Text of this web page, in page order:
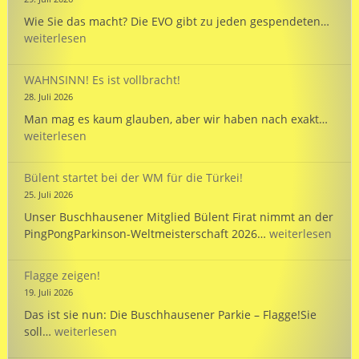
Passport
Wie Sie das macht? Die EVO gibt zu jeden gespendeten…
weiterlesen
WAHNSINN! Es ist vollbracht!
28. Juli 2026
Man mag es kaum glauben, aber wir haben nach exakt…
weiterlesen
Bülent startet bei der WM für die Türkei!
25. Juli 2026
Unser Buschhausener Mitglied Bülent Firat nimmt an der
PingPongParkinson-Weltmeisterschaft 2026… Bülent
für
weiterlesen
Flagge zeigen!
19. Juli 2026
Das ist sie nun: Die Buschhausener Parkie – Flagge!Sie
soll… Flagge
weiterlesen